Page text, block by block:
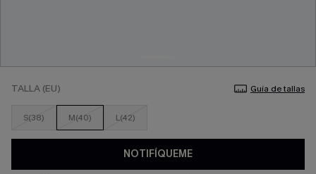
TALLA (EU) Guía de tallas
S(38) M(40) L(42)
NOTIFÍQUEME